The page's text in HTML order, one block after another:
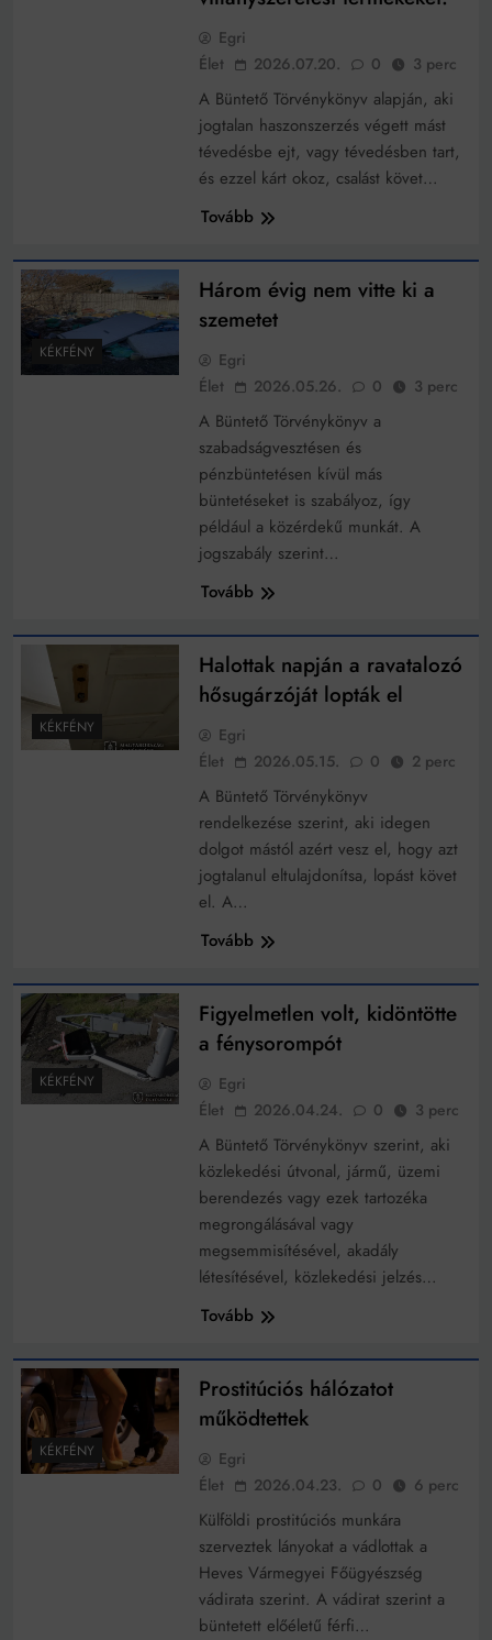
működik, ha jól van felújítva
Ingatlanpiaci szakértők szerint akár 5 százalékkal is
nőhetnek a bérleti díjak a ponthatárhirdetés után az
Ahol köszönnek, ott még van város
Amikor a Tetris boldogabbá tesz, mint a szerelem
Létezik tökéletes élet: Truman is elhitte
Karinthy Frigyes: a zseni, aki belenézett a saját
koponyájába
Ki akarsz törni. De miből?
Az öregség nem csak ránc?
Móricz Zsigmond: falusi író vagy boncmester?
Mindenki a világot akarja uralni – de nem csak a 80-
Bitumenes lapostetők: a bevált technológia akkor
működik, ha jól van felújítva
Egri
Élet
2026.07.20. 0 3 perc
A Büntető Törvénykönyv alapján, aki
jogtalan haszonszerzés végett mást
tévedésbe ejt, vagy tévedésben tart,
és ezzel kárt okoz, csalást követ…
Tovább
KÉKFÉNY
Három évig nem vitte ki a
szemetet
Egri
Élet
2026.05.26. 0 3 perc
A Büntető Törvénykönyv a
szabadságvesztésen és
pénzbüntetésen kívül más
büntetéseket is szabályoz, így
például a közérdekű munkát. A
jogszabály szerint…
Tovább
KÉKFÉNY
Halottak napján a ravatalozó
hősugárzóját lopták el
Egri
Élet
2026.05.15. 0 2 perc
A Büntető Törvénykönyv
rendelkezése szerint, aki idegen
dolgot mástól azért vesz el, hogy azt
jogtalanul eltulajdonítsa, lopást követ
el. A…
Tovább
KÉKFÉNY
Figyelmetlen volt, kidöntötte
a fénysorompót
Egri
Élet
2026.04.24. 0 3 perc
A Büntető Törvénykönyv szerint, aki
közlekedési útvonal, jármű, üzemi
berendezés vagy ezek tartozéka
megrongálásával vagy
megsemmisítésével, akadály
létesítésével, közlekedési jelzés…
Tovább
KÉKFÉNY
Prostitúciós hálózatot
működtettek
Egri
Élet
2026.04.23. 0 6 perc
Külföldi prostitúciós munkára
szerveztek lányokat a vádlottak a
Heves Vármegyei Főügyészség
vádirata szerint. A vádirat szerint a
büntetett előéletű férfi…